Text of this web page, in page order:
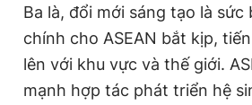
Ba là, đổi mới sáng tạo là sức
chính cho ASEAN bắt kịp,
lên với khu vực và thế giới.
mạnh hợp tác phát triển hệ